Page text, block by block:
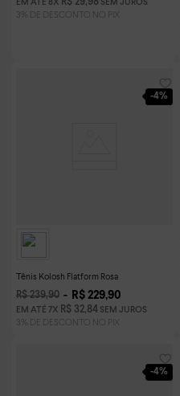
EM ATÉ 8 X R$ 29,98 SEM JUROS
-4%
Tênis Kolosh Flatform Rosa
R$ 239,90 R$ 229,90
EM ATÉ 7X R$ 32,84 SEM JUROS
-4%